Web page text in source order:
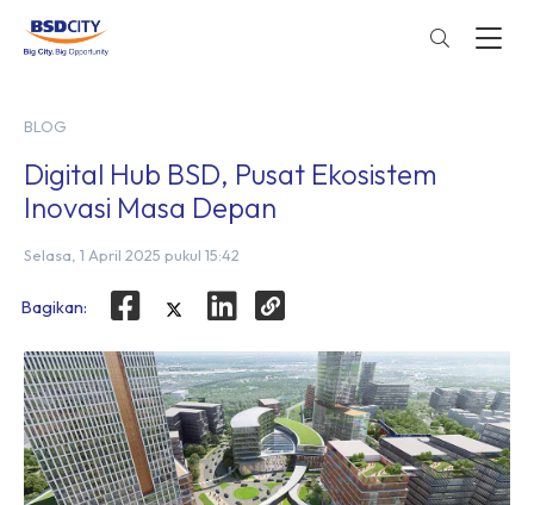
BLOG
Digital Hub BSD, Pusat Ekosistem
Inovasi Masa Depan
Selasa, 1 April 2025 pukul 15:42
Bagikan: